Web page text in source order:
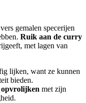
gemalen specerijen
Ruik aan de curry
met lagen van
lijken, want ze kunnen
bieden.
opvrolijken met zijn